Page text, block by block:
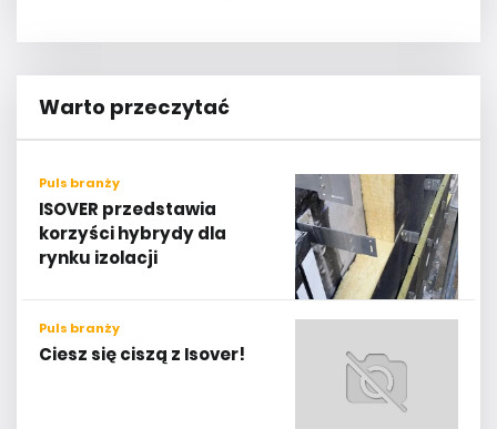
Warto przeczytać
Puls branży
ISOVER przedstawia
korzyści hybrydy dla
rynku izolacji
Puls branży
Ciesz się ciszą z Isover!